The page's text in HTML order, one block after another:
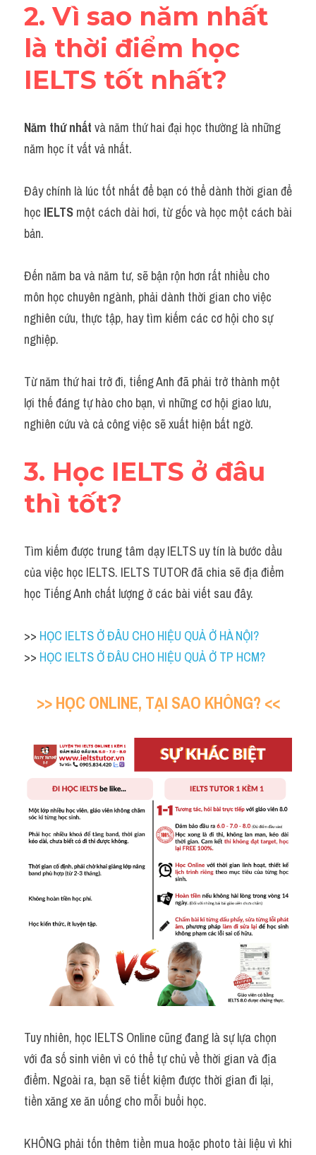
2. Vì sao năm nhất
là thời điểm học
IELTS tốt nhất?
Năm thứ nhất và năm thứ hai đại học thường là những
năm học ít vất vả nhất.
Đây chính là lúc tốt nhất để bạn có thể dành thời gian để
học IELTS một cách dài hơi, từ gốc và học một cách bài
bản.
Đến năm ba và năm tư, sẽ bận rộn hơn rất nhiều cho
môn học chuyên ngành, phải dành thời gian cho việc
nghiên cứu, thực tập, hay tìm kiếm các cơ hội cho sự
nghiệp.
Từ năm thứ hai trở đi, tiếng Anh đã phải trở thành một
lợi thế đáng tự hào cho bạn, vì những cơ hội giao lưu,
nghiên cứu và cả công việc sẽ xuất hiện bất ngờ.
3. Học IELTS ở đâu
thì tốt?
Tìm kiếm được trung tâm dạy IELTS uy tín là bước dầu
của việc học IELTS. IELTS TUTOR đã chia sẽ địa điểm
học Tiếng Anh chất lượng ở các bài viết sau đây.
>> HỌC IELTS Ở ĐÂU CHO HIỆU QUẢ Ở HÀ NỘI?
>> HỌC IELTS Ở ĐÂU CHO HIỆU QUẢ Ở TP HCM?
>> HỌC ONLINE, TẠI SAO KHÔNG? <<
Tuy nhiên, học IELTS Online cũng đang là sự lựa chọn
với đa số sinh viên vì có thể tự chủ về thời gian và địa
điểm. Ngoài ra, bạn sẽ tiết kiệm được thời gian đi lại,
tiền xăng xe ăn uống cho mỗi buổi học.
KHÔNG phải tốn thêm tiền mua hoặc photo tài liệu vì khi